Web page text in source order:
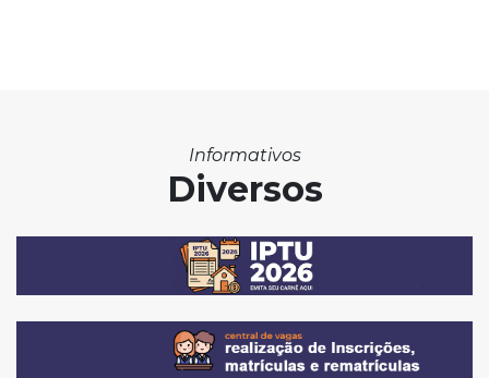
Informativos
Diversos